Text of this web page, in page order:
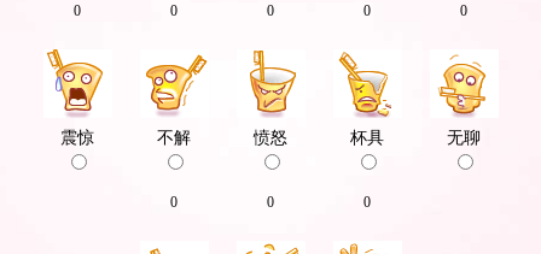
0
震惊
0
不解
0
愤怒
0
杯具
0
无聊
0 0 0